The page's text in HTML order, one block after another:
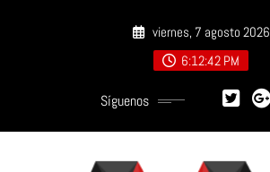
viernes, 7 agosto 2026
6:12:43 PM
Síguenos